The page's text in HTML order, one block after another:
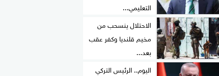
التعليمي...
الاحتلال ينسحب من
مخيم قلنديا وكفر عقب
بعد...
اليوم.. الرئيس التركي